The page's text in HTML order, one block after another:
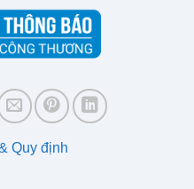
Quy định